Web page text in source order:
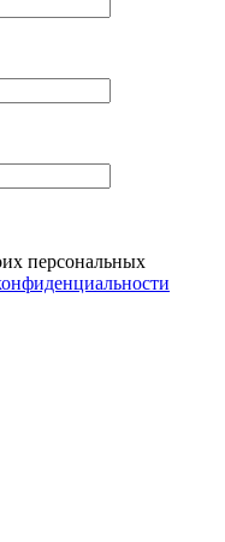
персональных